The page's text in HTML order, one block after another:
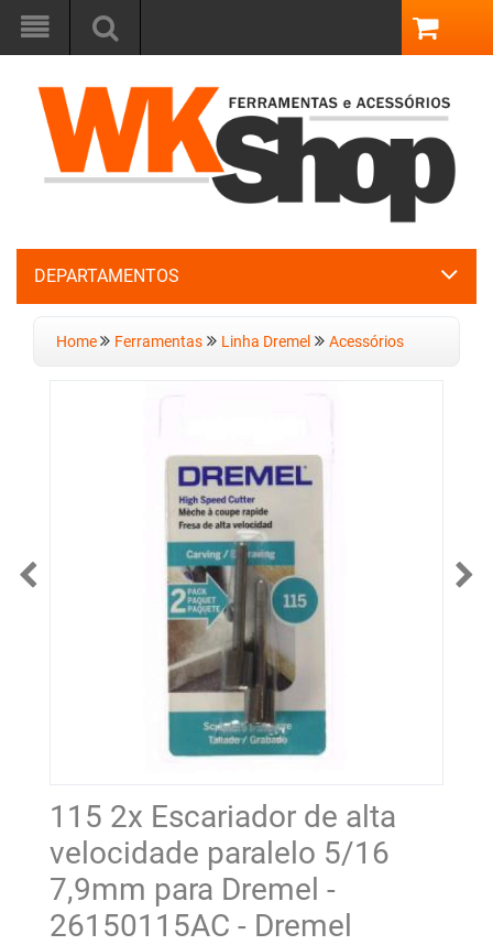
DEPARTAMENTOS
Home Ferramentas Linha Dremel Acessórios
115 2x Escariador de alta
velocidade paralelo 5/16
7,9mm para Dremel -
26150115AC - Dremel